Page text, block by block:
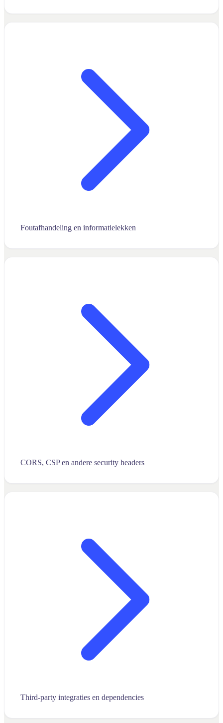
Foutafhandeling en informatielekken
CORS, CSP en andere security headers
Third-party integraties en dependencies